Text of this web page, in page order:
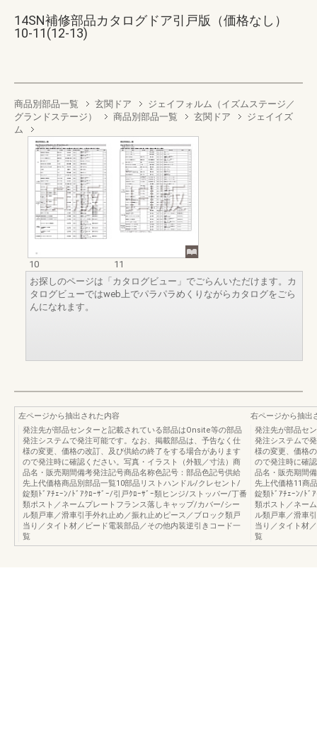
14SN補修部品カタログドア引戸版（価格なし）
10-11(12-13)
商品別部品一覧 玄関ドア
ジェイフォルム（イズムステージ／
グランドステージ）
商品別部品一覧 玄関ドア
ジェイイズ
ム
10
11
お探しのページは「カタログビュー」でごらんいただけます。カ
タログビューではweb上でパラパラめくりながらカタログをごら
んになれます。
左ページから抽出された内容
発注先が部品センターと記載されている部品はOnsite等の部品
発注システムで発注可能です。なお、掲載部品は、予告なく仕
様の変更、価格の改訂、及び供給の終了をする場合があります
ので発注時に確認ください。写真・イラスト（外観／寸法）商
品名・販売期間備考発注記号商品名称色記号：部品色記号供給
先上代価格商品別部品一覧10部品リストハンドル/クレセント/
錠類ﾄﾞｱﾁｪｰﾝ/ﾄﾞｱｸﾛｰｻﾞｰ/引戸ｸﾛｰｻﾞｰ類ヒンジ/ストッパー/丁番
類ポスト／ネームプレートフランス落しキャップ/カバー/シー
ル類戸車／滑車引手外れ止め／振れ止めピース／ブロック類戸
当り／タイト材／ビード電装部品／その他内装逆引きコード一
覧
右ページから抽出
発注先が部品セ
発注システムで
様の変更、価格
ので発注時に確
品名・販売期間
先上代価格11商
錠類ﾄﾞｱﾁｪｰﾝ/ﾄﾞ
類ポスト／ネー
ル類戸車／滑車
当り／タイト材
覧